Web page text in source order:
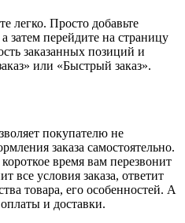
легко. Просто добавьте
затем перейдите на страницу
заказанных позиций и
или «Быстрый заказ».
покупателю не
заказа самостоятельно.
время вам перезвонит
все условия заказа, ответит
товара, его особенностей. А
и доставки.